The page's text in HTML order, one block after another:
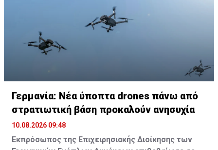
Γερμανία: Νέα ύποπτα drones πάνω από
στρατιωτική βάση προκαλούν ανησυχία
10.08.2026 09:48
Eκπρόσωπος της Επιχειρησιακής Διοίκησης των